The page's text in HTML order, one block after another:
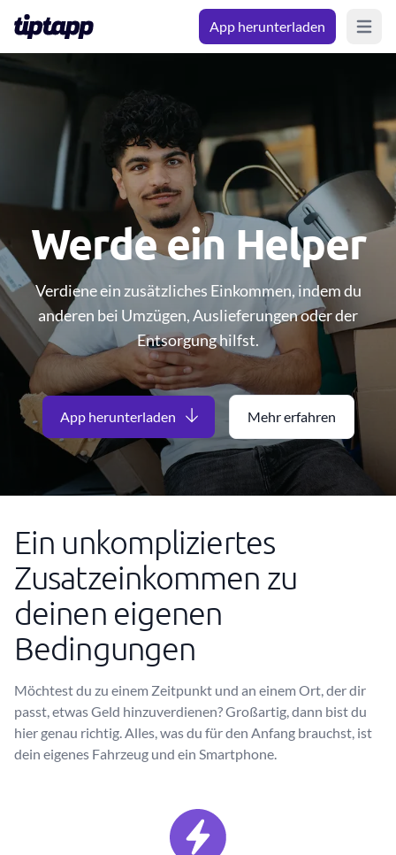
App herunterladen Open
Werde ein Helper
Verdiene ein zusätzliches Einkommen, indem du
anderen bei Umzügen, Auslieferungen oder der
Entsorgung hilfst.
App herunterladen Mehr erfahren
Ein unkompliziertes
Zusatzeinkommen zu
deinen eigenen
Bedingungen
Möchtest du zu einem Zeitpunkt und an einem Ort, der dir
passt, etwas Geld hinzuverdienen? Großartig, dann bist du
hier genau richtig. Alles, was du für den Anfang brauchst, ist
dein eigenes Fahrzeug und ein Smartphone.